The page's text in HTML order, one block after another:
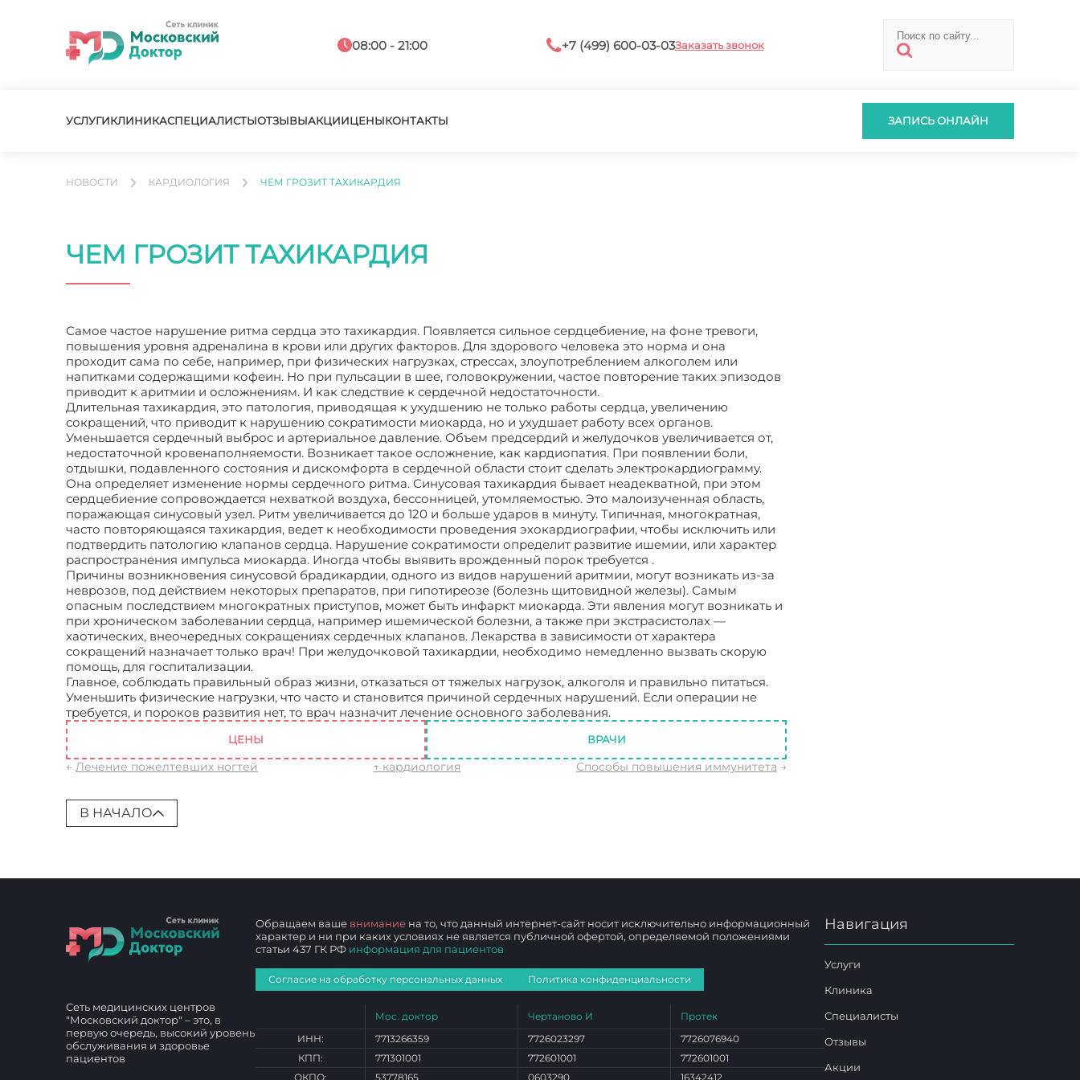
08:00 - 21:00 +7 (499) 600-03-03Заказать звонок
УСЛУГИКЛИНИКАСПЕЦИАЛИСТЫОТЗЫВЫАКЦИИЦЕНЫКОНТАКТЫ ЗАПИСЬ ОНЛАЙН
НОВОСТИ КАРДИОЛОГИЯ ЧЕМ ГРОЗИТ ТАХИКАРДИЯ
ЧЕМ ГРОЗИТ ТАХИКАРДИЯ
Самое частое нарушение ритма сердца это тахикардия. Появляется сильное сердцебиение, на фоне тревоги,
повышения уровня адреналина в крови или других факторов. Для здорового человека это норма и она
проходит сама по себе, например, при физических нагрузках, стрессах, злоупотреблением алкоголем или
напитками содержащими кофеин. Но при пульсации в шее, головокружении, частое повторение таких эпизодов
приводит к аритмии и осложнениям. И как следствие к сердечной недостаточности.
Длительная тахикардия, это патология, приводящая к ухудшению не только работы сердца, увеличению
сокращений, что приводит к нарушению сократимости миокарда, но и ухудшает работу всех органов.
Уменьшается сердечный выброс и артериальное давление. Объем предсердий и желудочков увеличивается от,
недостаточной кровенаполняемости. Возникает такое осложнение, как кардиопатия. При появлении боли,
отдышки, подавленного состояния и дискомфорта в сердечной области стоит сделать электрокардиограмму.
Она определяет изменение нормы сердечного ритма. Синусовая тахикардия бывает неадекватной, при этом
сердцебиение сопровождается нехваткой воздуха, бессонницей, утомляемостью. Это малоизученная область,
поражающая синусовый узел. Ритм увеличивается до 120 и больше ударов в минуту. Типичная, многократная,
часто повторяющаяся тахикардия, ведет к необходимости проведения эхокардиографии, чтобы исключить или
подтвердить патологию клапанов сердца. Нарушение сократимости определит развитие ишемии, или характер
распространения импульса миокарда. Иногда чтобы выявить врожденный порок требуется .
Причины возникновения синусовой брадикардии, одного из видов нарушений аритмии, могут возникать из-за
неврозов, под действием некоторых препаратов, при гипотиреозе (болезнь щитовидной железы). Самым
опасным последствием многократных приступов, может быть инфаркт миокарда. Эти явления могут возникать и
при хроническом заболевании сердца, например ишемической болезни, а также при экстрасистолах —
хаотических, внеочередных сокращениях сердечных клапанов. Лекарства в зависимости от характера
сокращений назначает только врач! При желудочковой тахикардии, необходимо немедленно вызвать скорую
помощь, для госпитализации.
Главное, соблюдать правильный образ жизни, отказаться от тяжелых нагрузок, алкоголя и правильно питаться.
Уменьшить физические нагрузки, что часто и становится причиной сердечных нарушений. Если операции не
требуется, и пороков развития нет, то врач назначит лечение основного заболевания.
ЦЕНЫ ВРАЧИ
← Лечение пожелтевших ногтей ↑ кардиология Способы повышения иммунитета →
В НАЧАЛО
Сеть медицинских центров
"Московский доктор" – это, в
первую очередь, высокий уровень
обслуживания и здоровье
пациентов
Обращаем ваше внимание на то, что данный интернет-сайт носит исключительно информационный
характер и ни при каких условиях не является публичной офертой, определяемой положениями
статьи 437 ГК РФ информация для пациентов
Согласие на обработку персональных данных Политика конфиденциальности
ИНН:
КПП:
ОКПО:
Мос. доктор
7713266359
771301001
53778165
Чертаново И
7726023297
772601001
0603290
Протек
7726076940
772601001
16342412
Навигация
Услуги
Клиника
Специалисты
Отзывы
Акции